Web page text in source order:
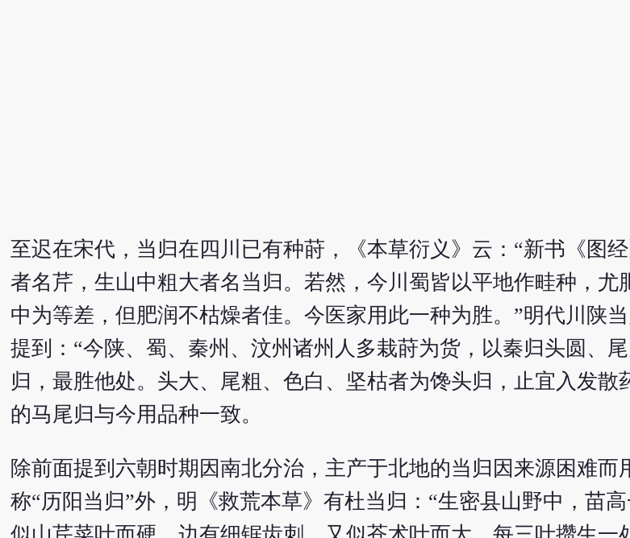
至迟在宋代，当归在四川已有种莳，《本草衍义》云：“新书《图
者名芹，生山中粗大者名当归。若然，今川蜀皆以平地作畦种，尤
中为等差，但肥润不枯燥者佳。今医家用此一种为胜。”明代川陕
提到：“今陕、蜀、秦州、汶州诸州人多栽莳为货，以秦归头圆、
归，最胜他处。头大、尾粗、色白、坚枯者为馋头归，止宜入发散
的马尾归与今用品种一致。
除前面提到六朝时期因南北分治，主产于北地的当归因来源困难而
称“历阳当归”外，明《救荒本草》有杜当归：“生密县山野中，苗